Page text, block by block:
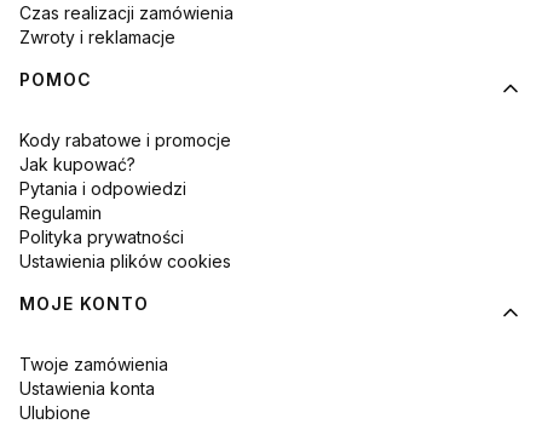
Czas realizacji zamówienia
Zwroty i reklamacje
POMOC
Kody rabatowe i promocje
Jak kupować?
Pytania i odpowiedzi
Regulamin
Polityka prywatności
Ustawienia plików cookies
MOJE KONTO
Twoje zamówienia
Ustawienia konta
Ulubione